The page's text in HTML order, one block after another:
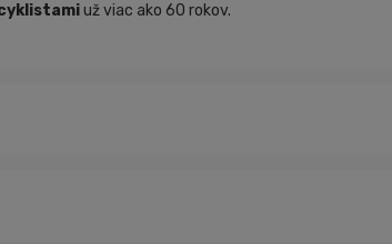
už viac ako 60 rokov.